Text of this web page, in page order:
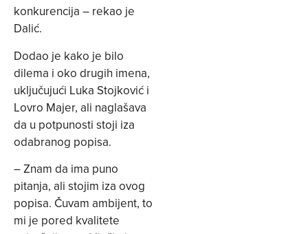
konkurencija – rekao je
Dalić.
Dodao je kako je bilo
dilema i oko drugih imena,
uključujući Luka Stojković i
Lovro Majer, ali naglašava
da u potpunosti stoji iza
odabranog popisa.
– Znam da ima puno
pitanja, ali stojim iza ovog
popisa. Čuvam ambijent, to
mi je pored kvalitete